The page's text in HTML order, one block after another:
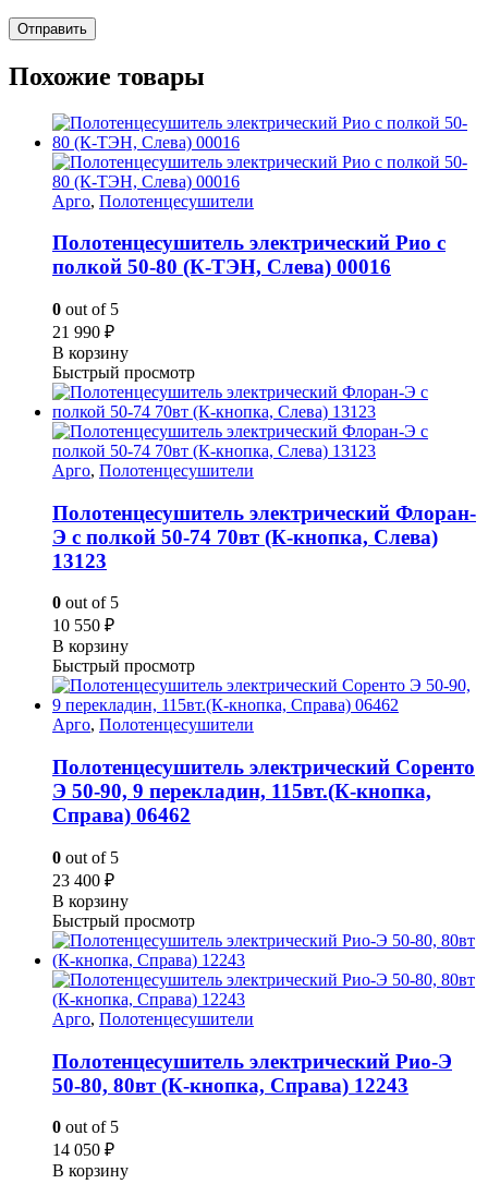
Похожие товары
Арго, Полотенцесушители
Полотенцесушитель электрический Рио с
полкой 50-80 (К-ТЭН, Слева) 00016
0 out of 5
21 990 ₽
В корзину
Быстрый просмотр
Арго, Полотенцесушители
Полотенцесушитель электрический Флоран-
Э с полкой 50-74 70вт (К-кнопка, Слева)
13123
0 out of 5
10 550 ₽
В корзину
Быстрый просмотр
Арго, Полотенцесушители
Полотенцесушитель электрический Соренто
Э 50-90, 9 перекладин, 115вт.(К-кнопка,
Справа) 06462
0 out of 5
23 400 ₽
В корзину
Быстрый просмотр
Арго, Полотенцесушители
Полотенцесушитель электрический Рио-Э
50-80, 80вт (К-кнопка, Справа) 12243
0 out of 5
14 050 ₽
В корзину